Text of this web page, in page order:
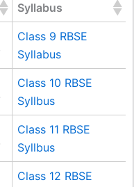
Syllabus
Class 9 RBSE
Syllabus
Class 10 RBSE
Syllbus
Class 11 RBSE
Syllbus
Class 12 RBSE